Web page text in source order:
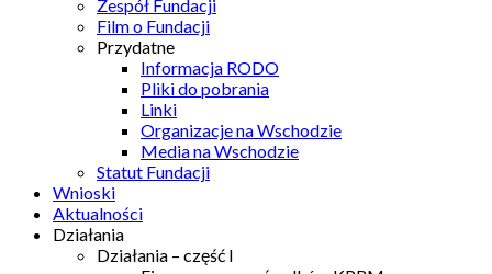
Zespół Fundacji
Film o Fundacji
Przydatne
Informacja RODO
Pliki do pobrania
Linki
Organizacje na Wschodzie
Media na Wschodzie
Statut Fundacji
Wnioski
Aktualności
Działania
Działania – część I